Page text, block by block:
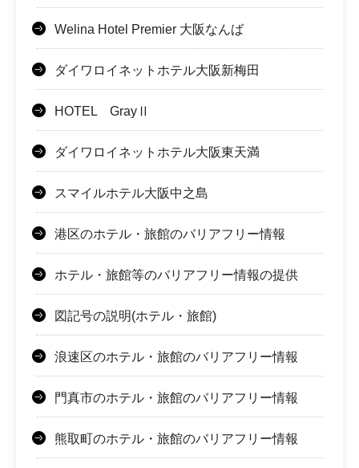
Welina Hotel Premier 大阪なんば
ダイワロイネットホテル大阪新梅田
HOTEL GrayⅡ
ダイワロイネットホテル大阪東天満
スマイルホテル大阪中之島
港区のホテル・旅館のバリアフリー情報
ホテル・旅館等のバリアフリー情報の提供
図記号の説明(ホテル・旅館)
浪速区のホテル・旅館のバリアフリー情報
門真市のホテル・旅館のバリアフリー情報
熊取町のホテル・旅館のバリアフリー情報